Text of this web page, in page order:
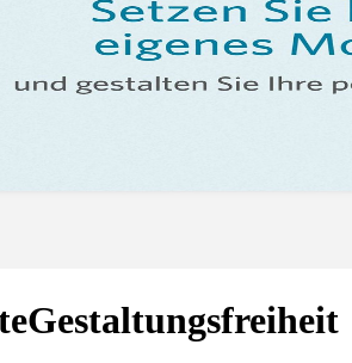
Gestaltungsfreiheit